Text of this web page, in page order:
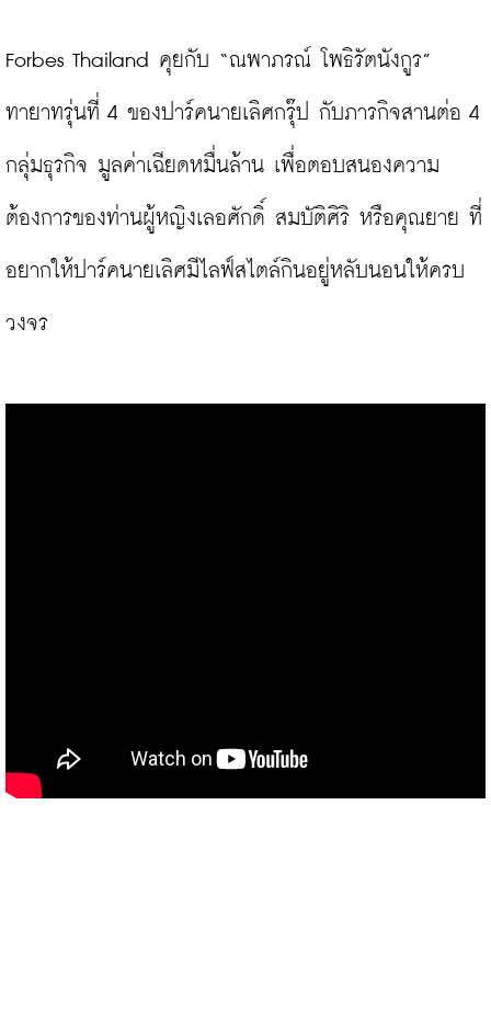
Forbes Thailand คุยกับ “ณพาภรณ์ โพธิรัตนังกูร”
ทายาทรุ่นที่ 4 ของปาร์คนายเลิศกรุ๊ป กับภารกิจสานต่อ 4
กลุ่มธุรกิจ มูลค่าเฉียดหมื่นล้าน เพื่อตอบสนองความ
ต้องการของท่านผู้หญิงเลอศักดิ์ สมบัติศิริ หรือคุณยาย ที่
อยากให้ปาร์คนายเลิศมีไลฟ์สไตล์กินอยู่หลับนอนให้ครบ
วงจร